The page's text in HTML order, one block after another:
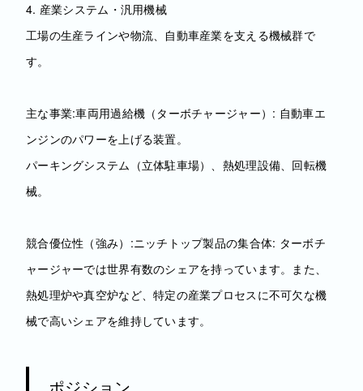
4. 産業システム・汎用機械
工場の生産ラインや物流、自動車産業を支える機械群で
す。
主な事業:車両用過給機（ターボチャージャー）: 自動車エ
ンジンのパワーを上げる装置。
パーキングシステム（立体駐車場）、熱処理設備、回転機
械。
競合優位性（強み）:ニッチトップ製品の集合体: ターボチ
ャージャーでは世界有数のシェアを持っています。また、
熱処理炉や真空炉など、特定の産業プロセスに不可欠な機
械で高いシェアを維持しています。